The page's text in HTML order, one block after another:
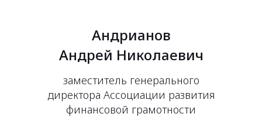
Андрианов
Андрей Николаевич
заместитель генерального
директора Ассоциации развития
финансовой грамотности